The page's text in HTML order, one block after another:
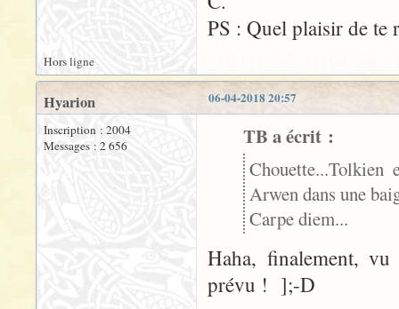
PS : Quel plaisir de te
Hors ligne
06-04-2018 20:57
Hyarion
Inscription : 2004
Messages : 2 656
TB a écrit :
Arwen dans une
Carpe diem...
Haha, finalement,
prévu ! ];-D